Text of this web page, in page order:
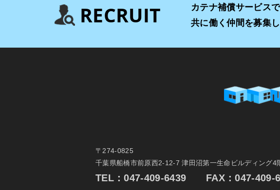
RECRUIT
カテナ補償サービス
共に働く仲間を募集
〒274-0825
千葉県船橋市前原西2-12-7 津田沼第一生命ビルディング4
TEL：047-409-6439 FAX：047-409-